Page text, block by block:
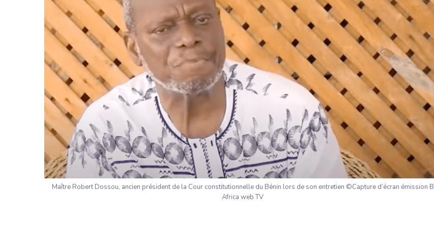
Maître Robert Dossou, ancien président de la Cour constitutionnelle du Bénin lors de son entretien ©Capture d’écran émission B
Africa web TV